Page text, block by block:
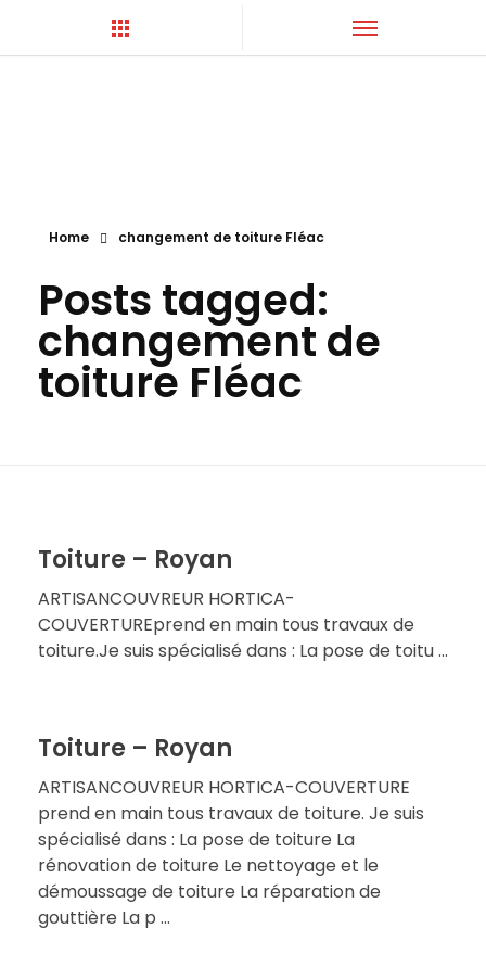
Home changement de toiture Fléac
Posts tagged:
changement de
toiture Fléac
Toiture – Royan
ARTISANCOUVREUR HORTICA-
COUVERTUREprend en main tous travaux de
toiture.Je suis spécialisé dans : La pose de toitu ...
Toiture – Royan
ARTISANCOUVREUR HORTICA-COUVERTURE
prend en main tous travaux de toiture. Je suis
spécialisé dans : La pose de toiture La
rénovation de toiture Le nettoyage et le
démoussage de toiture La réparation de
gouttière La p ...